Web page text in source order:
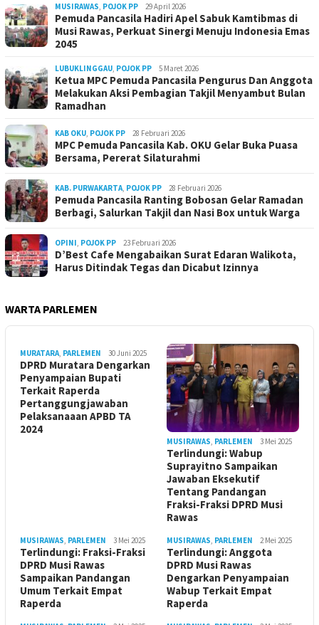
MUSIRAWAS POJOK PP 29 April 2026
Pemuda Pancasila Hadiri Apel Sabuk Kamtibmas di
Musi Rawas, Perkuat Sinergi Menuju Indonesia Emas
2045
LUBUKLINGGAU POJOK PP 5 Maret 2026
Ketua MPC Pemuda Pancasila Pengurus Dan Anggota
Melakukan Aksi Pembagian Takjil Menyambut Bulan
Ramadhan
KAB OKU POJOK PP 28 Februari 2026
MPC Pemuda Pancasila Kab. OKU Gelar Buka Puasa
Bersama, Pererat Silaturahmi
KAB. PURWAKARTA POJOK PP 28 Februari 2026
Pemuda Pancasila Ranting Bobosan Gelar Ramadan
Berbagi, Salurkan Takjil dan Nasi Box untuk Warga
OPINI POJOK PP 23 Februari 2026
D’Best Cafe Mengabaikan Surat Edaran Walikota,
Harus Ditindak Tegas dan Dicabut Izinnya
WARTA PARLEMEN
MURATARA PARLEMEN 30 Juni 2025
DPRD Muratara Dengarkan
Penyampaian Bupati
Terkait Raperda
Pertanggungjawaban
Pelaksanaaan APBD TA
2024
MUSIRAWAS PARLEMEN 3 Mei 2025
Terlindungi: Wabup
Suprayitno Sampaikan
Jawaban Eksekutif
Tentang Pandangan
Fraksi-Fraksi DPRD Musi
Rawas
MUSIRAWAS PARLEMEN 3 Mei 2025
Terlindungi: Fraksi-Fraksi
DPRD Musi Rawas
Sampaikan Pandangan
Umum Terkait Empat
Raperda
MUSIRAWAS PARLEMEN 2 Mei 2025
Terlindungi: Anggota
DPRD Musi Rawas
Dengarkan Penyampaian
Wabup Terkait Empat
Raperda